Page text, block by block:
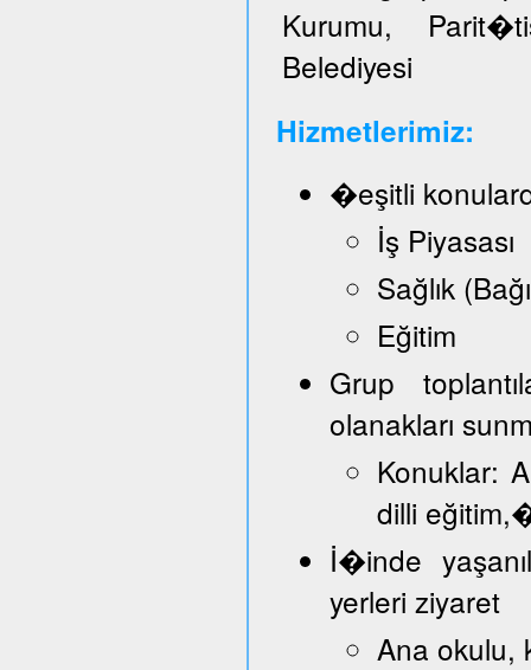
Kurumu,
Belediyesi
Hizmetlerimiz:
�eşitli
İş Piyasası
Sağlık
Eğitim
Grup
olanakları
Konuklar:
dilli
İ�inde
yerleri ziyaret
Ana okulu,